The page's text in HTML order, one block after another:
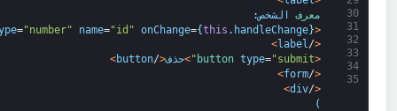
30
31
32
33
34
35
معرف الشخص:
<
="number" name="id" onChange={this . handleChange}
<
/
label
>
<
button type="submit"
>حذف<
/
button
>
<
/
form
>
<
/
div
>
)